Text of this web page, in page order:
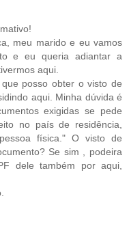
meu marido e eu vamos
e eu queria adiantar a
aqui.
posso obter o visto de
aqui. Minha dúvida é
exigidas se pede
no país de residência,
física." O visto de
Se sim , podeira
dele também por aqui,